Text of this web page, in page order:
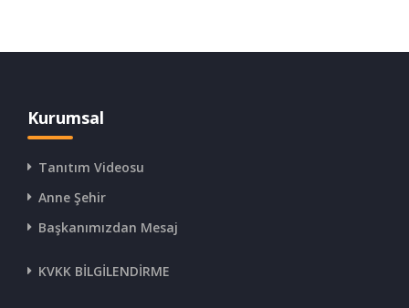
Kurumsal
Tanıtım Videosu
Anne Şehir
Başkanımızdan Mesaj
KVKK BİLGİLENDİRME